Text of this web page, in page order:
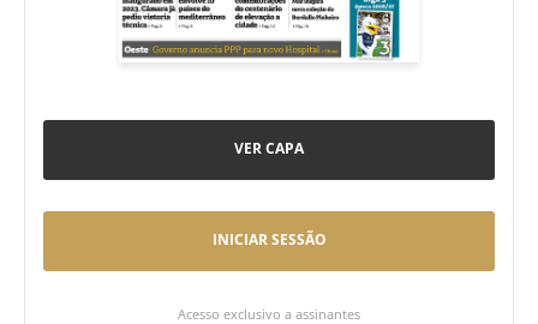
VER CAPA
INICIAR SESSÃO
Acesso exclusivo a assinantes